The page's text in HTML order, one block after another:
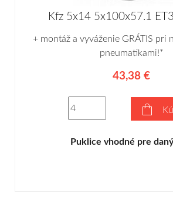
Kfz 5x14 5x100x57.1
+ montáž a vyváženie GRÁTIS pri
pneumatikami!*
43,38 €
Puklice vhodné pre